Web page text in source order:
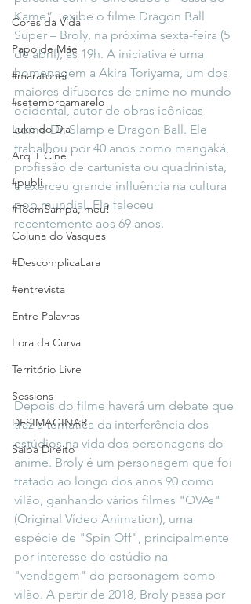
Cores da Vida
Papo de Mãe
#maratonei
#setembroamarelo
Luke do Dia
Arq + Cine
#publi
#TôemSampa, meu!
Coluna do Vasques
#DescomplicaLara
#entrevista
Entre Palavras
Fora da Curva
Território Livre
Sessions
DESIMAGINAR
Saiba Direito
Kame”,  exibe o filme Dragon Ball
Super – Broly, na próxima sexta-feira (5
de abril), às 19h. A iniciativa é uma
homenagem a Akira Toriyama, um dos
maiores difusores de anime no mundo
ocidental, autor de obras icônicas
como Dr. Slamp e Dragon Ball. Ele
trabalhou por 40 anos como mangaká,
profissão de cartunista ou quadrinista,
e exerceu grande influência na cultura
pop mundial. Ele faleceu
recentemente aos 69 anos.
Depois do filme haverá um debate que
traz a temática da interferência dos
estúdios na vida dos personagens do
anime. Broly é um personagem que foi
tratado ao longo dos anos 90 como
vilão, ganhando vários filmes "OVAs"
(Original Vídeo Animation), uma
espécie de "Spin Off", principalmente
por interesse do estúdio na
"vendagem" do personagem como
vilão. A partir de 2018, Broly passa por